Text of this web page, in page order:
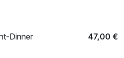
Dinner 47,00 €